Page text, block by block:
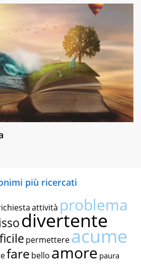
più ricercati
attività problema
divertente
permettereacume
fare bello amore paura